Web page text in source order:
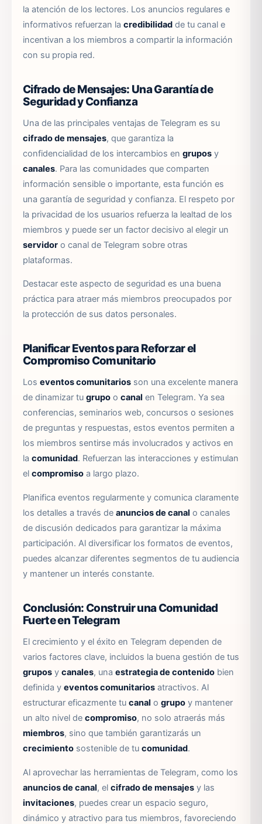
la atención de los lectores. Los anuncios regulares e
informativos refuerzan la credibilidad de tu canal e
incentivan a los miembros a compartir la información
con su propia red.
Cifrado de Mensajes: Una Garantía de
Seguridad y Confianza
Una de las principales ventajas de Telegram es su
cifrado de mensajes, que garantiza la
confidencialidad de los intercambios en grupos y
canales. Para las comunidades que comparten
información sensible o importante, esta función es
una garantía de seguridad y confianza. El respeto por
la privacidad de los usuarios refuerza la lealtad de los
miembros y puede ser un factor decisivo al elegir un
servidor o canal de Telegram sobre otras
plataformas.
Destacar este aspecto de seguridad es una buena
práctica para atraer más miembros preocupados por
la protección de sus datos personales.
Planificar Eventos para Reforzar el
Compromiso Comunitario
Los eventos comunitarios son una excelente manera
de dinamizar tu grupo o canal en Telegram. Ya sea
conferencias, seminarios web, concursos o sesiones
de preguntas y respuestas, estos eventos permiten a
los miembros sentirse más involucrados y activos en
la comunidad. Refuerzan las interacciones y estimulan
el compromiso a largo plazo.
Planifica eventos regularmente y comunica claramente
los detalles a través de anuncios de canal o canales
de discusión dedicados para garantizar la máxima
participación. Al diversificar los formatos de eventos,
puedes alcanzar diferentes segmentos de tu audiencia
y mantener un interés constante.
Conclusión: Construir una Comunidad
Fuerte en Telegram
El crecimiento y el éxito en Telegram dependen de
varios factores clave, incluidos la buena gestión de tus
grupos y canales, una estrategia de contenido bien
definida y eventos comunitarios atractivos. Al
estructurar eficazmente tu canal o grupo y mantener
un alto nivel de compromiso, no solo atraerás más
miembros, sino que también garantizarás un
crecimiento sostenible de tu comunidad.
Al aprovechar las herramientas de Telegram, como los
anuncios de canal, el cifrado de mensajes y las
invitaciones, puedes crear un espacio seguro,
dinámico y atractivo para tus miembros, favoreciendo